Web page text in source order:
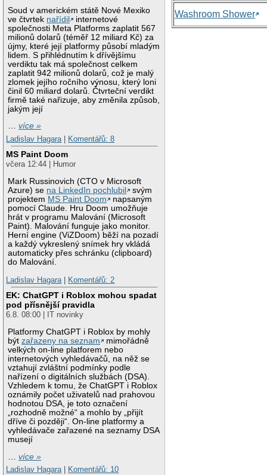
Soud v americkém státě Nové Mexiko
ve čtvrtek nařídil
internetové
společnosti Meta Platforms zaplatit 567
milionů dolarů (téměř 12 miliard Kč) za
újmy, které její platformy působí mladým
lidem. S přihlédnutím k dřívějšímu
verdiktu tak má společnost celkem
zaplatit 942 milionů dolarů, což je malý
zlomek jejího ročního výnosu, který loni
činil 60 miliard dolarů. Čtvrteční verdikt
firmě také nařizuje, aby změnila způsob,
jakým její
…více »
Ladislav Hagara
Komentářů: 8
MS Paint Doom
včera 12:44 | Humor
Mark Russinovich (CTO v Microsoft
Azure) se na LinkedIn pochlubil
svým
projektem MS Paint Doom
napsaným
pomocí Claude. Hru Doom umožňuje
hrát v programu Malování (Microsoft
Paint). Malování funguje jako monitor.
Herní engine (ViZDoom) běží na pozadí
a každý vykreslený snímek hry vkládá
automaticky přes schránku (clipboard)
do Malování.
Ladislav Hagara
Komentářů: 2
EK: ChatGPT i Roblox mohou spadat
pod přísnější pravidla
6.8. 08:00 | IT novinky
Platformy ChatGPT i Roblox by mohly
býtzařazeny na seznam
mimořádně
velkých on-line platforem nebo
internetových vyhledávačů, na něž se
vztahují zvláštní podmínky podle
nařízení o digitálních službách (DSA).
Vzhledem k tomu, že ChatGPT i Roblox
oznámily počet uživatelů nad prahovou
hodnotou DSA, je toto označení
„rozhodně možné“ a mohlo by „přijít
dříve či později“. On-line platformy a
vyhledávače zařazené na seznamy DSA
musejí
…více »
Ladislav Hagara| Komentářů: 10
Washroom Shower